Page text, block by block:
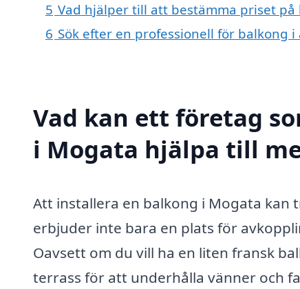
5 Vad hjälper till att bestämma priset på
6 Sök efter en professionell för balkong
Vad kan ett företag
i Mogata hjälpa till
Att installera en balkong i Mogata kan
erbjuder inte bara en plats för
Oavsett om du vill ha en liten fransk
terrass för att underhålla vänner och